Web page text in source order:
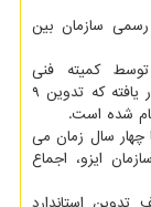
۲۰۲۱ در وب سایت رسمی سازمان بین
المللی توسط کمیته فنی
استانداردهای فناوری نانو ایزو (ISO/TC ۲۲۹) انتشار یافته که تدوین ۹
شده است.
چهار سال زمان می
ایزو، اجماع